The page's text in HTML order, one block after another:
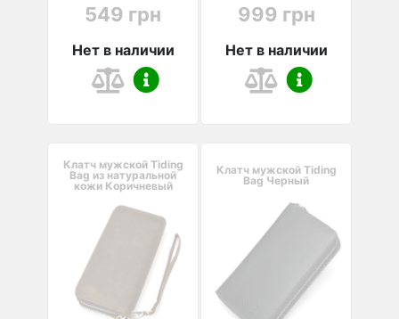
549 грн
Нет в наличии
999 грн
Нет в наличии
Клатч мужской Tiding
Bag из натуральной
кожи Коричневый
Клатч мужской Tiding
Bag Черный